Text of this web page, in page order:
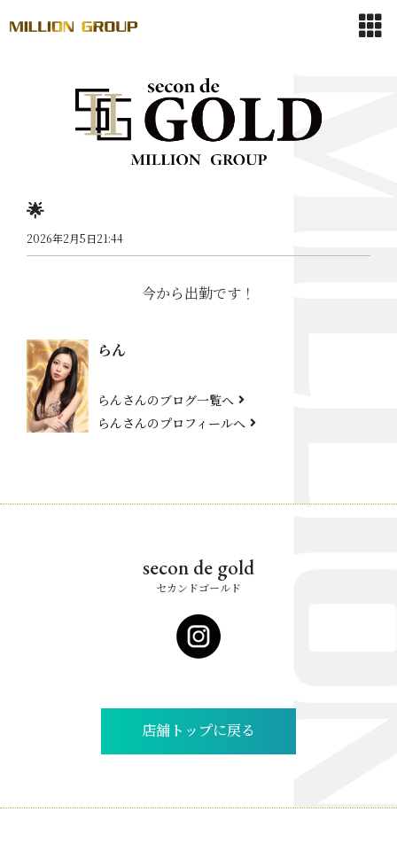
🌟
2026年2月5日21:44
今から出勤です！
らん
らんさんのブログ一覧へ
らんさんのプロフィールへ
secon de gold
セカンドゴールド
店舗トップに戻る